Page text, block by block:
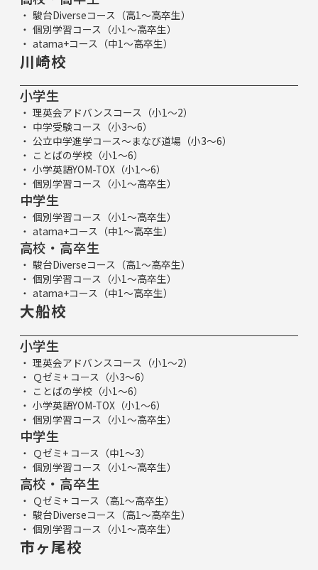
駿台Diverseコース（高1～高卒生）
個別学習コース（小1～高卒生）
atama+コース（中1～高卒生）
川崎校
小学生
理英会アドバンスコース（小1～2）
中学受験コース（小3～6）
公立中学進学コース～まなび道場（小3～6）
ことばの学校（小1～6）
小学英語YOM-TOX（小1～6）
個別学習コース（小1～高卒生）
中学生
個別学習コース（小1～高卒生）
atama+コース（中1～高卒生）
高校・高卒生
駿台Diverseコース（高1～高卒生）
個別学習コース（小1～高卒生）
atama+コース（中1～高卒生）
大船校
小学生
理英会アドバンスコース（小1～2）
Ｑゼミ+ コース（小3～6）
ことばの学校（小1～6）
小学英語YOM-TOX（小1～6）
個別学習コース（小1～高卒生）
中学生
Ｑゼミ+ コース（中1～3）
個別学習コース（小1～高卒生）
高校・高卒生
Ｑゼミ+ コース（高1～高卒生）
駿台Diverseコース（高1～高卒生）
個別学習コース（小1～高卒生）
市ヶ尾校